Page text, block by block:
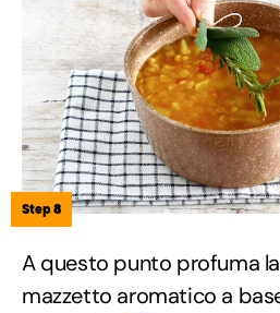
Step 8
A questo punto profuma
mazzetto aromatico a